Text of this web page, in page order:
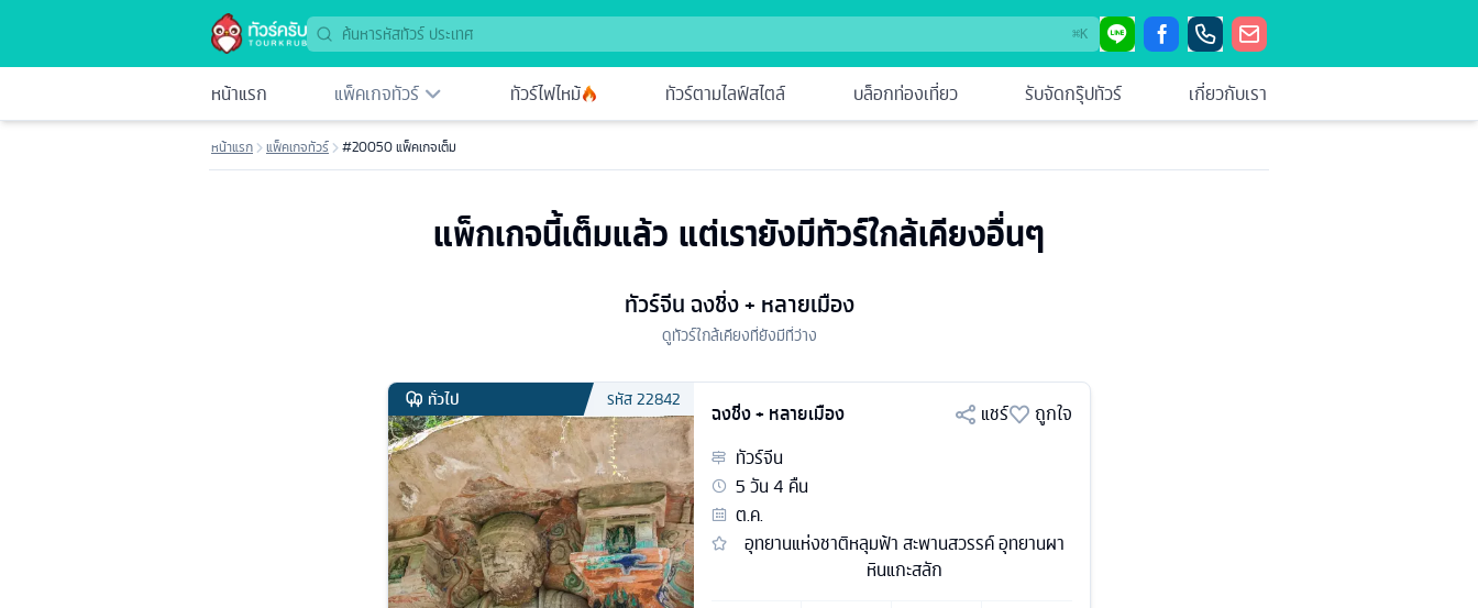
⌘K
หน้าแรก แพ็คเกจทัวร์ ทัวร์ไฟไหม้ ทัวร์ตามไลฟ์สไตล์ บล็อกท่องเที่ยว รับจัดกรุ๊ปทัวร์ เกี่ยวกับเรา
หน้าแรก แพ็คเกจทัวร์ #20050 แพ็คเกจเต็ม
แพ็กเกจนี้เต็มแล้ว แต่เรายังมีทัวร์ใกล้เคียงอื่นๆ
ทัวร์จีน ฉงชิ่ง + หลายเมือง
ดูทัวร์ใกล้เคียงที่ยังมีที่ว่าง
ทั่วไป รหัส22842
ฉงชิ่ง + หลายเมือง แชร์
ถูกใจ
ทัวร์จีน
5วัน4 คืน
ต.ค.
อุทยานแห่งชาติหลุมฟ้า สะพานสวรรค์ อุทยานผา
หินแกะสลัก